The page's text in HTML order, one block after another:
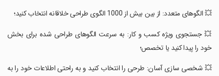
‏💥 الگوهای متعدد: از بین بیش از 1000 الگوی طراحی خلاقانه انتخاب کنید؛
‏💥 جستجوی ویژه کسب و کار: به سرعت الگوهای طراحی شده برای بخش
خود را پیدا کنید یا تخصص؛
‏💥 شخصی سازی آسان: طرحی را انتخاب کنید و به راحتی اطلاعات خود را به